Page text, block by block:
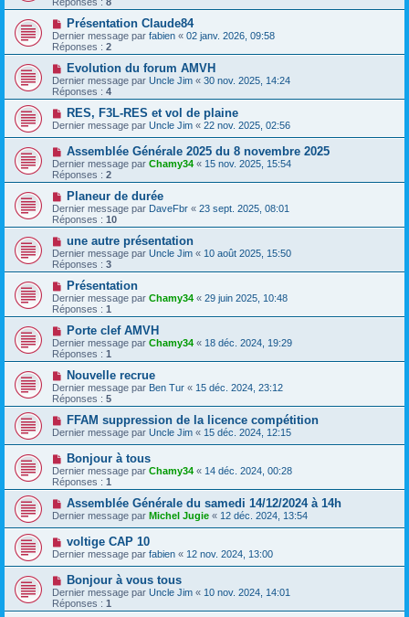
Présentation Claude84
Dernier message par fabien « 02 janv. 2026, 09:58
Réponses : 2
Evolution du forum AMVH
Dernier message par Uncle Jim « 30 nov. 2025, 14:24
Réponses : 4
RES, F3L-RES et vol de plaine
Dernier message par Uncle Jim « 22 nov. 2025, 02:56
Assemblée Générale 2025 du 8 novembre 2025
Dernier message par Chamy34 « 15 nov. 2025, 15:54
Réponses : 2
Planeur de durée
Dernier message par DaveFbr « 23 sept. 2025, 08:01
Réponses : 10
une autre présentation
Dernier message par Uncle Jim « 10 août 2025, 15:50
Réponses : 3
Présentation
Dernier message par Chamy34 « 29 juin 2025, 10:48
Réponses : 1
Porte clef AMVH
Dernier message par Chamy34 « 18 déc. 2024, 19:29
Réponses : 1
Nouvelle recrue
Dernier message par Ben Tur « 15 déc. 2024, 23:12
Réponses : 5
FFAM suppression de la licence compétition
Dernier message par Uncle Jim « 15 déc. 2024, 12:15
Bonjour à tous
Dernier message par Chamy34 « 14 déc. 2024, 00:28
Réponses : 1
Assemblée Générale du samedi 14/12/2024 à 14h
Dernier message par Michel Jugie « 12 déc. 2024, 13:54
voltige CAP 10
Dernier message par fabien « 12 nov. 2024, 13:00
Bonjour à vous tous
Dernier message par Uncle Jim « 10 nov. 2024, 14:01
Réponses : 1